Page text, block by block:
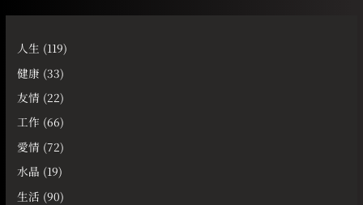
人生 (119)
健康 (33)
友情 (22)
工作 (66)
愛情 (72)
水晶 (19)
生活 (90)